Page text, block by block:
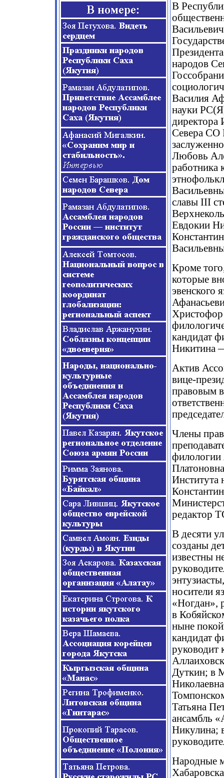
В
народов
Василия
науки
директора
Севера СО
Любовь
работника
славы III
Евдокии
Кроме
которые
эвенского
кандидат
Никитина
Актив
вице-
правовым
Члены
филологии
Института
редактор
В десяти
созданы
известны
носители
«Ногдан»,
в
ныне
кандидат
руководит
Дуткин; в
Татьяна
ансамбль
Никулина;
Народные